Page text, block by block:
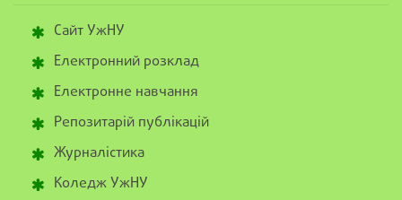
Сайт УжНУ
Електронний розклад
Електронне навчання
Репозитарій публікацій
Журналістика
Коледж УжНУ